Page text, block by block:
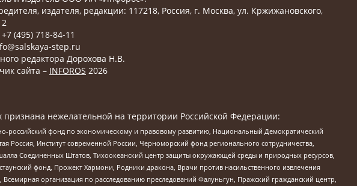
издателя, редакции: 117218, Россия, г. Москва, ул. Кржижановского,
2
(495) 718-84-11
step.ru
редактора Дорохова Н.В.
сайта – INFOROS 2026
нежелательной на территории Российской Федерации:
фонд по экономическому и правовому развитию, Национальный Демократический
Россия, Институт современной России, Черноморский фонд регионального сотрудничества,
Соединенных Штатов, Тихоокеанский центр защиты окружающей среды и природных ресурсов,
фонд, Прожект Хармони, Родники дракона, Врачи против насильственного извлечения
организация по расследованию преследований Фалуньгун, Пражский гражданский центр,